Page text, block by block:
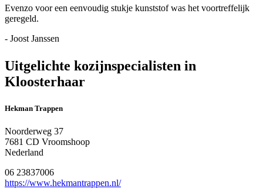
Evenzo voor een eenvoudig stukje kunststof was het voortreffelijk
geregeld.
- Joost Janssen
Uitgelichte kozijnspecialisten in
Kloosterhaar
Hekman Trappen
Noorderweg 37
7681 CD Vroomshoop
Nederland
06 23837006
https://www.hekmantrappen.nl/